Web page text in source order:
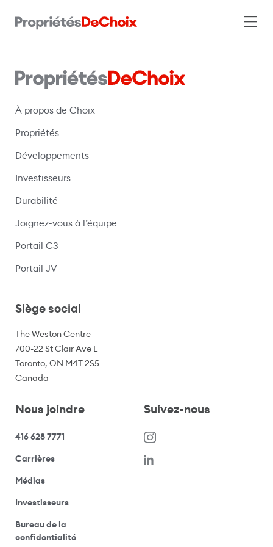
À propos de Choix
Propriétés
Développements
Investisseurs
Durabilité
Joignez-vous à l’équipe
Portail C3
Portail JV(s’ouvre dans une nouvelle fenêtre)
Siège social
The Weston Centre
700-22 St Clair Ave E
Toronto, ON M4T 2S5
Canada
Nous joindre
416 628 7771
Carrières(s’ouvre dans une nouvelle fenêtre)
Médias(ouvre votre application de messagerie)
Investisseurs(ouvre votre application de messagerie)
Bureau de la
confidentialité(ouvre votre application de messagerie)
Suivez-nous